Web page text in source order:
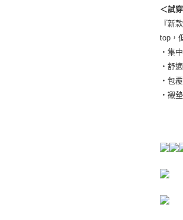
＜試
『新
top，
・
・
・
・